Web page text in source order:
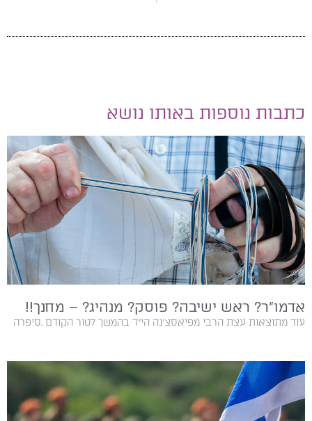
כתבות נוספות באותו נושא
אדמו״ר? ראש ישיבה? פוסק? מנהיג? – מחנך!!
עוד מתוצאות עצת הרבי מפיאסצ׳נה הי״ד בהמשך‭ ‬לטור‭ ‬הקודם‭, ‬סיפרה‭